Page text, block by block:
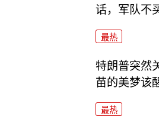
话，军队不
最热
特朗普突然
苗的美梦该
最热